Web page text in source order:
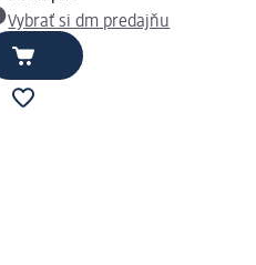
Vybrať si dm predajňu